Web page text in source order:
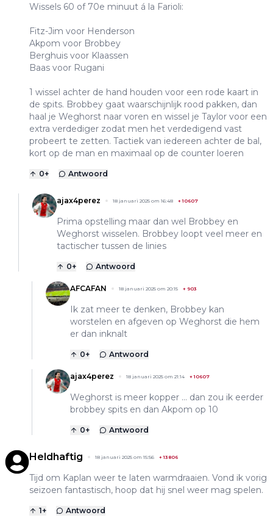
Wissels 60 of 70e minuut á la Farioli:
Fitz-Jim voor Henderson
Akpom voor Brobbey
Berghuis voor Klaassen
Baas voor Rugani
1 wissel achter de hand houden voor een rode kaart in
de spits. Brobbey gaat waarschijnlijk rood pakken, dan
haal je Weghorst naar voren en wissel je Taylor voor een
extra verdediger zodat men het verdedigend vast
probeert te zetten. Tactiek van iedereen achter de bal,
kort op de man en maximaal op de counter loeren
0+ Antwoord
ajax4perez 18 januari 2025 om 16:48 +10607
Prima opstelling maar dan wel Brobbey en
Weghorst wisselen. Brobbey loopt veel meer en
tactischer tussen de linies
0+ Antwoord
AFCAFAN 18 januari 2025 om 20:15 + 903
Ik zat meer te denken, Brobbey kan
worstelen en afgeven op Weghorst die hem
er dan inknalt
0+ Antwoord
ajax4perez 18 januari 2025 om 21:14 +10607
Weghorst is meer kopper … dan zou ik eerder
brobbey spits en dan Akpom op 10
0+ Antwoord
Heldhaftig 18 januari 2025 om 15:56 +13806
Tijd om Kaplan weer te laten warmdraaien. Vond ik vorig
seizoen fantastisch, hoop dat hij snel weer mag spelen.
1+ Antwoord